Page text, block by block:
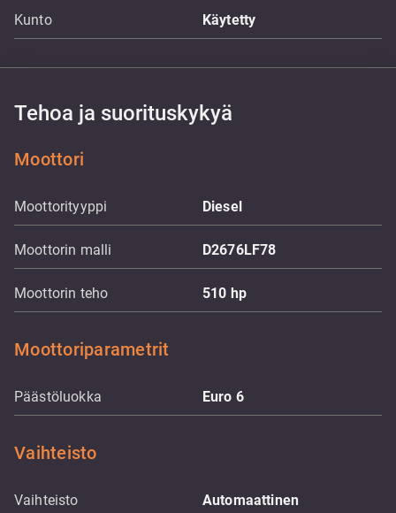
Kunto Käytetty
Tehoa ja suorituskykyä
Moottori
Moottorityyppi Diesel
Moottorin malli D2676LF78
Moottorin teho 510 hp
Moottoriparametrit
Päästöluokka Euro 6
Vaihteisto
Vaihteisto Automaattinen